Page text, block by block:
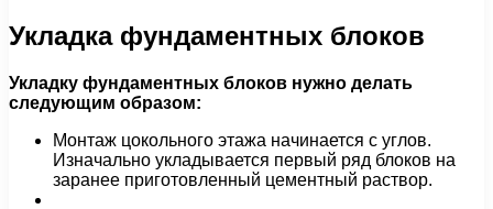
Укладка фундаментных блоков
Укладку фундаментных блоков нужно делать
следующим образом:
Монтаж цокольного этажа начинается с углов.
Изначально укладывается первый ряд блоков на
заранее приготовленный цементный раствор.